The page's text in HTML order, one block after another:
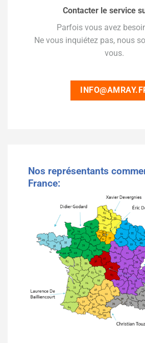
Contacter le service
Parfois vous avez
Ne vous inquiétez pas, nous
vous.
Nos représentants
France: